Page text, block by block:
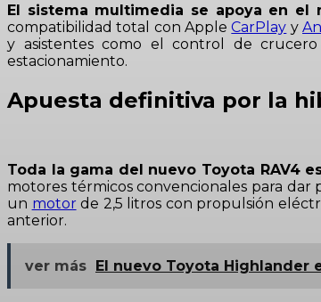
El sistema multimedia se apoya en el
compatibilidad total con AppleCarPlay y
y asistentes como el control de crucero
estacionamiento.
Apuesta definitiva por la
Toda la gama del nuevo Toyota RAV4
motores térmicos convencionales para dar
un motorde 2,5 litros con propulsión
anterior.
ver más El nuevo Toyota Highlander